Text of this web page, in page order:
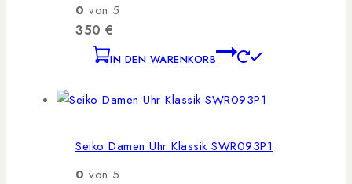
0 von 5
350 €
IN DEN WARENKORB
Seiko Damen Uhr Klassik SWR093P1
0 von 5